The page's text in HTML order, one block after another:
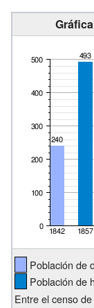
Población de
Población de
Entre el censo